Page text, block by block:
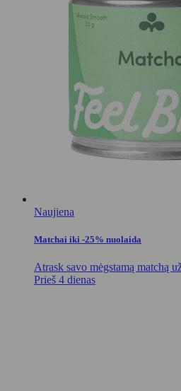
Naujiena
Matchai iki -25% nuolaida
Atrask savo mėgstamą matchą
Prieš 4 dienas